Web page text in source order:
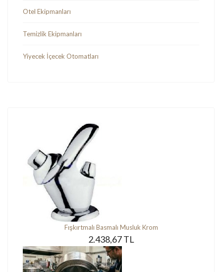
Otel Ekipmanları
Temizlik Ekipmanları
Yiyecek İçecek Otomatları
Fışkırtmalı Basmalı Musluk Krom
2.438,67 TL